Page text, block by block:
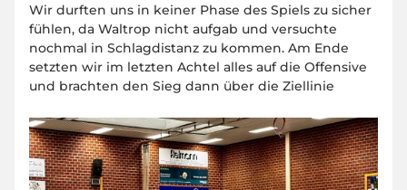
Wir durften uns in keiner Phase des Spiels zu sicher
fühlen, da Waltrop nicht aufgab und versuchte
nochmal in Schlagdistanz zu kommen. Am Ende
setzten wir im letzten Achtel alles auf die Offensive
und brachten den Sieg dann über die Ziellinie